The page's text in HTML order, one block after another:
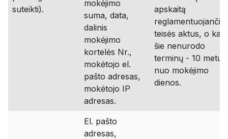
suteikti).
mokėjimo
suma, data,
dalinis
mokėjimo
kortelės Nr.,
mokėtojo el.
pašto adresas,
mokėtojo IP
adresas.
apskaitą
teisės aktus, o kai
šie nenurodo
terminų - 10 metų
nuo mokėjimo
dienos.
El. pašto
adresas,